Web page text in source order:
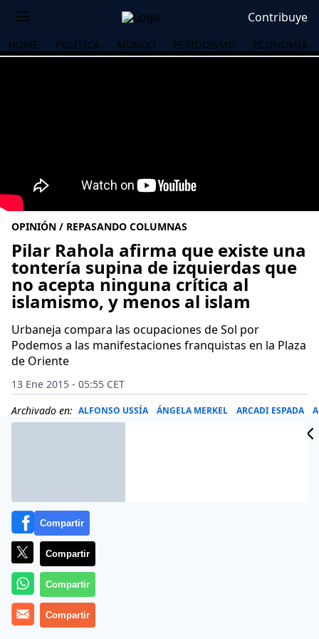
Contribuye
HOME POLÍTICA MUNDO PERIODISMO ECONOMÍA
OPINIÓN / REPASANDO COLUMNAS
Pilar Rahola afirma que existe una
tontería supina de izquierdas que
no acepta ninguna crítica al
islamismo, y menos al islam
Urbaneja compara las ocupaciones de Sol por
Podemos a las manifestaciones franquistas en la Plaza
de Oriente
13 Ene 2015 - 05:55 CET
Archivado en: ALFONSO USSÍA ÁNGELA MERKEL ARCADI ESPADA
Compartir
Compartir
Compartir
Compartir